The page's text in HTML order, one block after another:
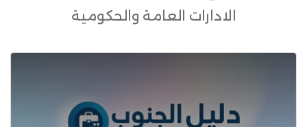
الادارات العامة والحكومية